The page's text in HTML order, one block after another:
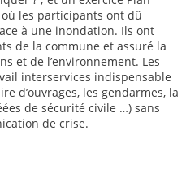
où les participants ont dû
à une inondation. Ils ont
de la commune et assuré la
et de l’environnement. Les
interservices indispensable
d’ouvrages, les gendarmes, la
de sécurité civile …) sans
de crise.